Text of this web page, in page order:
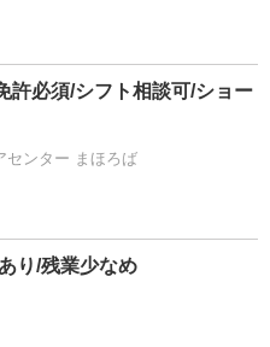
許必須/シフト相談可/ショー
センター まほろば
り/残業少なめ